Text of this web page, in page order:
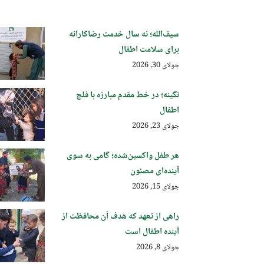
سیف‌الله؛ نه سال خدمت رضاکارانه
برای سلامت اطفال
جولای 30, 2026
نگینه؛ در خط مقدم مبارزه با فلج
اطفال
جولای 23, 2026
هر طفل واکسین‌شده؛ گامی به سوی
آینده‌ای مصئون
جولای 15, 2026
راهی از تعهد که هدف آن محافظت از
آینده اطفال است
جولای 8, 2026